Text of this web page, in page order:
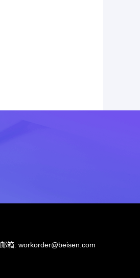
邮箱: workorder@beisen.com